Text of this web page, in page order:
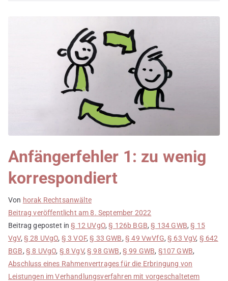
Anfängerfehler 1: zu wenig
korrespondiert
Von horak Rechtsanwälte
Beitrag veröffentlicht am8. September 2022
Beitrag gepostet in§ 12 UVgO,§ 126b BGB,§ 134 GWB,§ 15
VgV, § 28 UVgO, § 3 VOF,§ 33 GWB, § 49 VwVfG,§ 63 VgV, § 642
BGB, § 8 UVgO, § 8 VgV,§ 98 GWB, § 99 GWB, §107 GWB,
Abschluss eines Rahmenvertrages für die Erbringung von
Leistungen im Verhandlungsverfahren mit vorgeschaltetem